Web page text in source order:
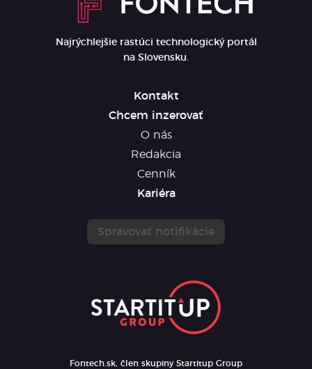
Najrýchlejšie rastúci technologický portál
na Slovensku.
Kontakt
Chcem inzerovať
O nás
Redakcia
Cenník
Kariéra
Spravovať notifikácie
Fontech.sk, člen skupiny Startitup Group